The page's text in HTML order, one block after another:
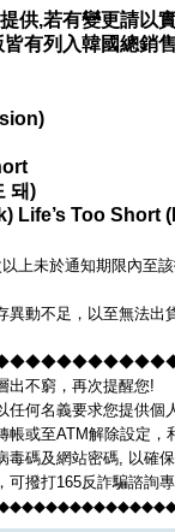
供,若有變更請以
有列入韓國總銷
돼)
Life’s Too Short
上未於通知期限內至
動不足，以至無法出
出不窮，再次提醒您!
任何名義要求您提供個
帳或至ATM解除設定
毒碼及網站密碼, 以確
可撥打165反詐騙諮詢